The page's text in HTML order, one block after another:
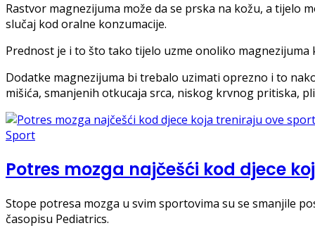
Rastvor magnezijuma može da se prska na kožu, a
slučaj kod oralne konzumacije.
Prednost je i to što tako tijelo uzme onoliko
Dodatke magnezijuma bi trebalo uzimati oprezno i to
mišića, smanjenih otkucaja srca, niskog krvnog pritiska,
Sport
Potres mozga najčešći kod djece
Stope potresa mozga u svim sportovima su se smanjile
časopisu Pediatrics.